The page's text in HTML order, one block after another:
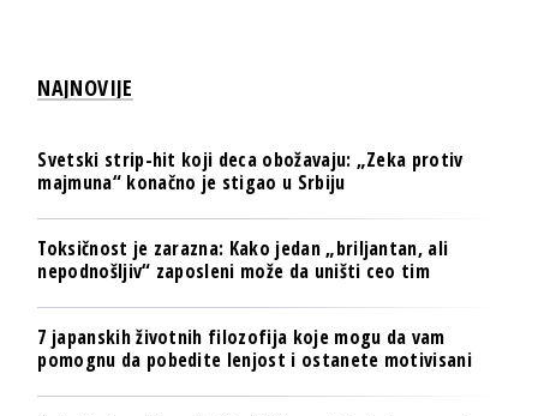
NAJNOVIJE
Svetski strip-hit koji deca obožavaju: „Zeka protiv
majmuna“ konačno je stigao u Srbiju
Toksičnost je zarazna: Kako jedan „briljantan, ali
nepodnošljiv“ zaposleni može da uništi ceo tim
7 japanskih životnih filozofija koje mogu da vam
pomognu da pobedite lenjost i ostanete motivisani